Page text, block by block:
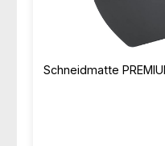
Schneidmatte